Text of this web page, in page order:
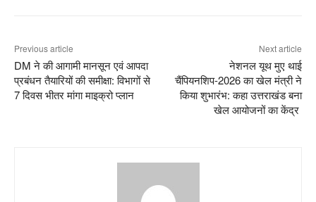
Previous article
DM ने की आगामी मानसून एवं आपदा
प्रबंधन तैयारियों की समीक्षा: विभागों से
7 दिवस भीतर मांगा माइक्रो प्लान
Next article
नेशनल यूथ मुए थाई
चैंपियनशिप-2026 का खेल मंत्री ने
किया शुभारंभ: कहा उत्तराखंड बना
खेल आयोजनों का केंद्र